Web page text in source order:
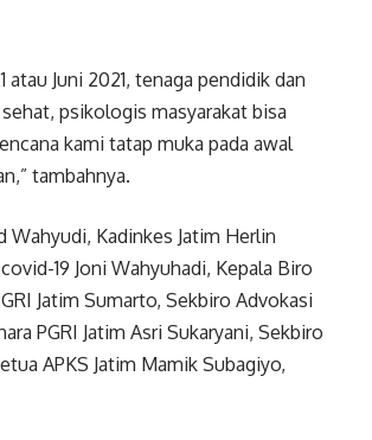
atau Juni 2021, tenaga pendidik dan
psikologis masyarakat bisa
kami tatap muka pada awal
tambahnya.
Kadinkes Jatim Herlin
19 Joni Wahyuhadi, Kepala Biro
Jatim Sumarto, Sekbiro Advokasi
PGRI Jatim Asri Sukaryani, Sekbiro
APKS Jatim Mamik Subagiyo,